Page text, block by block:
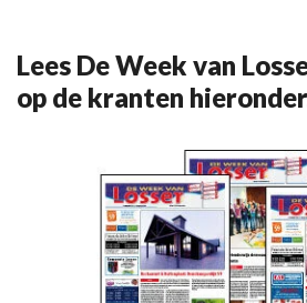
Lees De Week van
op de kranten